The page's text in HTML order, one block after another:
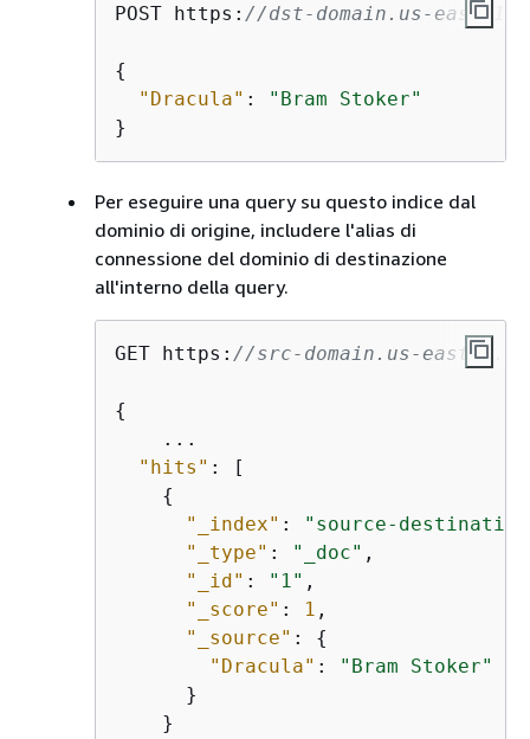
POST https: //dst-domain.us-east-
{
"Dracula" :
"Bram Stoker"
}
Per eseguire una query su questo indice dal
dominio di origine, includere l'alias di
connessione del dominio di destinazione
all'interno della query.
GET https: //src-domain.us-east-
{
    ...
"hits" : [
{
"_index" :
"source-
"_type" : "_doc" ,
"_id" : "1" ,
"_score" : 1 ,
"_source" : {
"Dracula" :
"Bram Stoker"
      }
    }